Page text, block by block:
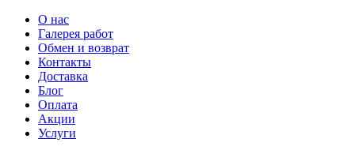
О нас
Галерея работ
Обмен и возврат
Контакты
Доставка
Блог
Оплата
Акции
Услуги